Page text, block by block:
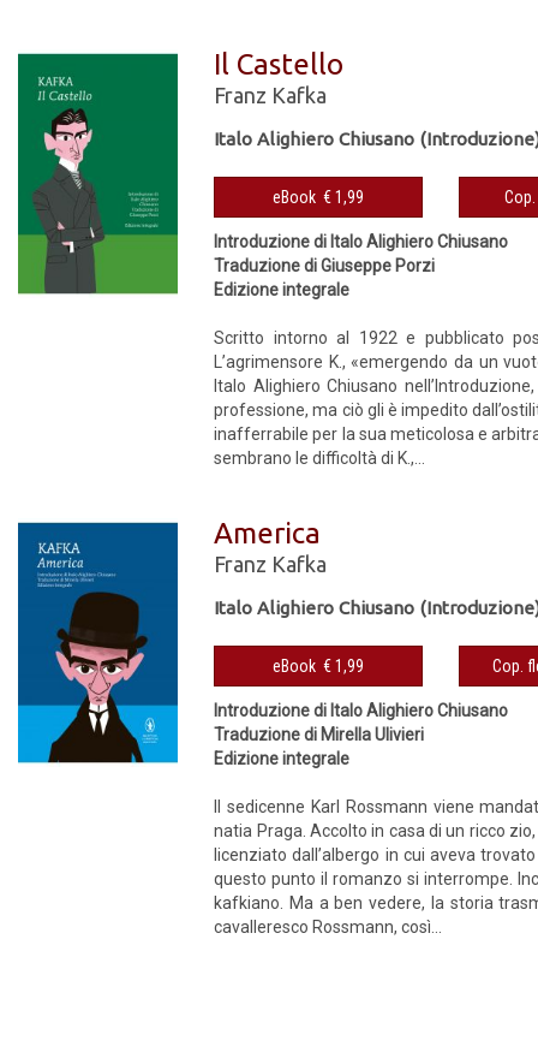
Il Castello
Franz Kafka
Italo Alighiero Chiusano
eBook € 1,99
Introduzione di Italo Alighiero Chiusano
Traduzione di Giuseppe Porzi
Edizione integrale
Scritto intorno al 1922 e pubblicato
L’agrimensore K., «emergendo da un
Italo Alighiero Chiusano
professione, ma ciò gli è impedito
inafferrabile per la sua meticolosa e
sembrano le difficoltà di K.,...
America
Franz Kafka
Italo Alighiero Chiusano
eBook € 1,99
Introduzione di Italo Alighiero Chiusano
Traduzione di Mirella Ulivieri
Edizione integrale
Il sedicenne Karl Rossmann viene
natia Praga. Accolto in casa di un ricco
licenziato dall’albergo in cui aveva
questo punto il romanzo si interrompe.
kafkiano. Ma a ben vedere, la storia
cavalleresco Rossmann, così...